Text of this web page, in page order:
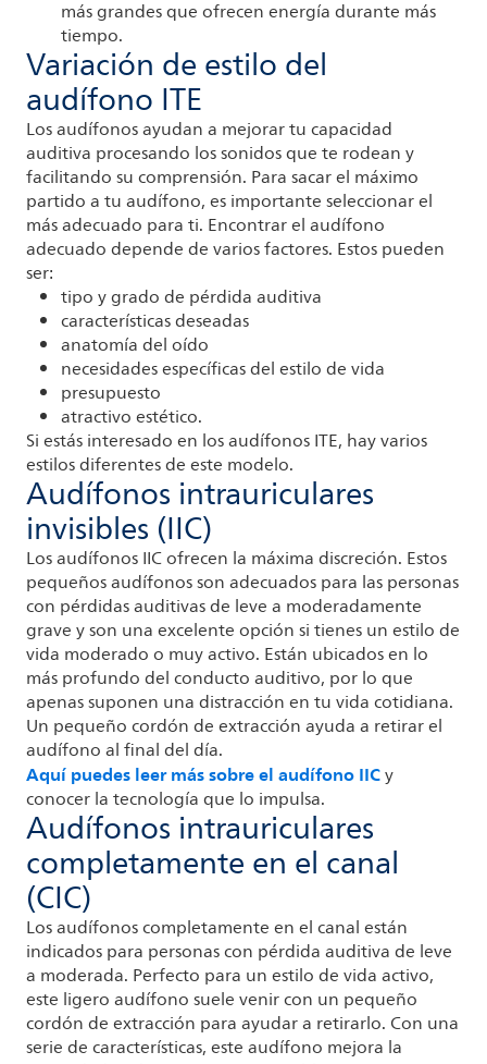
más grandes que ofrecen energía durante más
tiempo.
Variación de estilo del
audífono ITE
Los audífonos ayudan a mejorar tu capacidad
auditiva procesando los sonidos que te rodean y
facilitando su comprensión. Para sacar el máximo
partido a tu audífono, es importante seleccionar el
más adecuado para ti. Encontrar el audífono
adecuado depende de varios factores. Estos pueden
ser:
tipo y grado de pérdida auditiva
características deseadas
anatomía del oído
necesidades específicas del estilo de vida
presupuesto
atractivo estético.
Si estás interesado en los audífonos ITE, hay varios
estilos diferentes de este modelo.
Audífonos intrauriculares
invisibles (IIC)
Los audífonos IIC ofrecen la máxima discreción. Estos
pequeños audífonos son adecuados para las personas
con pérdidas auditivas de leve a moderadamente
grave y son una excelente opción si tienes un estilo de
vida moderado o muy activo. Están ubicados en lo
más profundo del conducto auditivo, por lo que
apenas suponen una distracción en tu vida cotidiana.
Un pequeño cordón de extracción ayuda a retirar el
audífono al final del día.
Aquí puedes leer más sobre el audífono IICy
conocer la tecnología que lo impulsa.
Audífonos intrauriculares
completamente en el canal
(CIC)
Los audífonos completamente en el canal están
indicados para personas con pérdida auditiva de leve
a moderada. Perfecto para un estilo de vida activo,
este ligero audífono suele venir con un pequeño
cordón de extracción para ayudar a retirarlo. Con una
serie de características, este audífono mejora la